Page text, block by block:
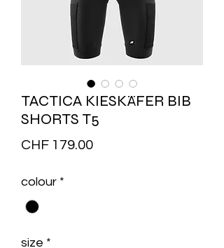
TACTICA KIESKÄFER BIB
SHORTS T5
CHF 179.00Price
colour *
size *